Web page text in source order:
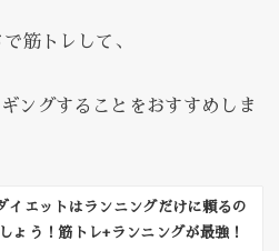
筋トレして、
ングすることをおすすめしま
イエットはランニングだけに頼るの
ょう！筋トレ+ランニングが最強！